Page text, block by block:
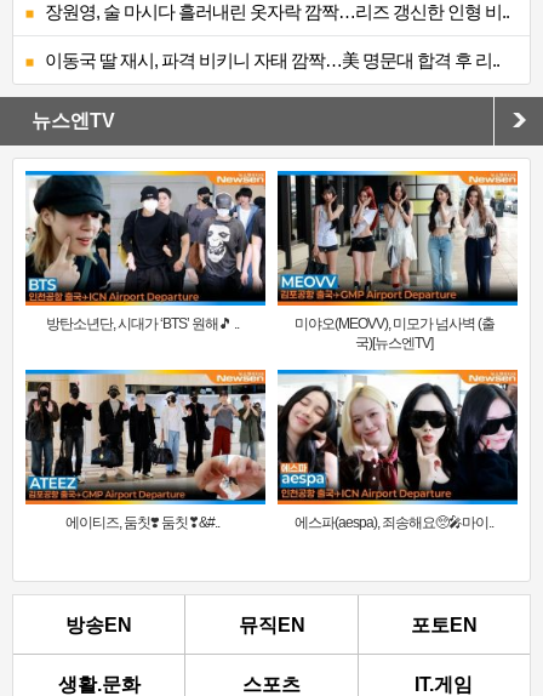
장원영, 술 마시다 흘러내린 옷자락 깜짝…리즈 갱신한 인형 비..
이동국 딸 재시, 파격 비키니 자태 깜짝…美 명문대 합격 후 리..
뉴스엔TV
방탄소년단, 시대가 ‘BTS’ 원해🎵 ..
미야오(MEOVV), 미모가 넘사벽 (출
국)[뉴스엔TV]
에이티즈, 둠칫❣️ 둠칫❣&#.. 에스파(aespa), 죄송해요🥺🎤마이..
방송EN 뮤직EN 포토EN
생활.문화 스포츠 IT.게임